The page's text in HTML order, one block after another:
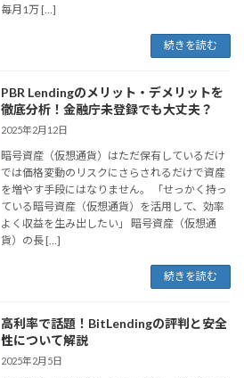
毎月1万 […]
続きを読む
PBR Lendingのメリット・デメリットを
徹底分析！金融庁未登録でも大丈夫？
2025年2月12日
暗号資産（仮想通貨）はただ保有しているだけ
では価格変動のリスクにさらされるだけで資産
を増やす手段にはなりません。 「せっかく持っ
ている暗号資産（仮想通貨）を活用して、効率
よく収益を生み出したい」 暗号資産（仮想通
貨）の長 […]
続きを読む
高利率で話題！BitLendingの評判と安全
性について解説
2025年2月5日